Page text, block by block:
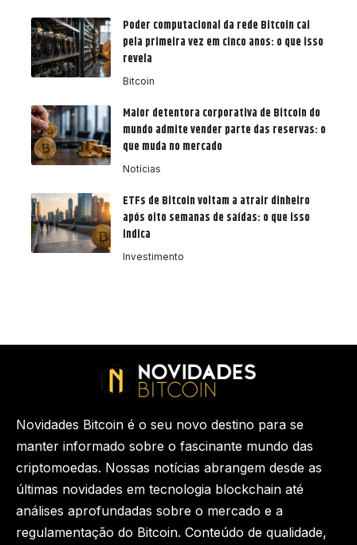
Poder computacional da rede Bitcoin cai
pela primeira vez em cinco anos: o que isso
revela
Bitcoin
Maior detentora corporativa de Bitcoin do
mundo admite vender parte das reservas: o
que muda no mercado
Notícias
ETFs de Bitcoin voltam a atrair dinheiro
após oito semanas de saídas: o que isso
indica
Investimento
Novidades Bitcoin é o seu novo destino para se
manter informado sobre o fascinante mundo das
criptomoedas. Nossas notícias abrangem desde as
últimas novidades em tecnologia blockchain até
análises aprofundadas sobre o mercado e a
regulamentação do Bitcoin. Conteúdo de qualidade,